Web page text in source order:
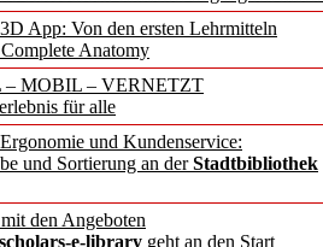
App: Von den ersten Lehrmitteln
Anatomy
– MOBIL – VERNETZT
für alle
und Kundenservice:
und Sortierung an derStadtbibliothek
mit den Angeboten
scholars-e-library geht an den Start
Förderung
fort
digitale